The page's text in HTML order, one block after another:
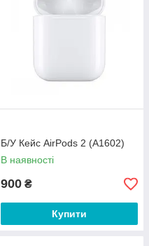
Б/У Кейс AirPods 2 (A1602)
В наявності
900 ₴
Купити